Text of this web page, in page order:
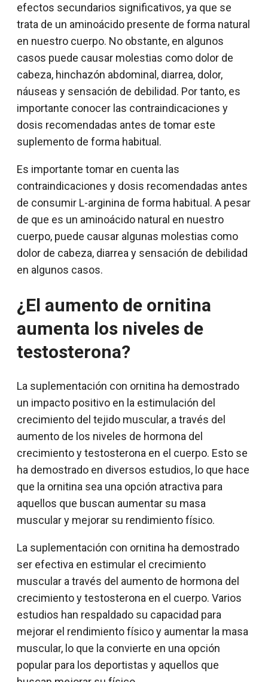
efectos secundarios significativos, ya que se
trata de un aminoácido presente de forma natural
en nuestro cuerpo. No obstante, en algunos
casos puede causar molestias como dolor de
cabeza, hinchazón abdominal, diarrea, dolor,
náuseas y sensación de debilidad. Por tanto, es
importante conocer las contraindicaciones y
dosis recomendadas antes de tomar este
suplemento de forma habitual.
Es importante tomar en cuenta las
contraindicaciones y dosis recomendadas antes
de consumir L-arginina de forma habitual. A pesar
de que es un aminoácido natural en nuestro
cuerpo, puede causar algunas molestias como
dolor de cabeza, diarrea y sensación de debilidad
en algunos casos.
¿El aumento de ornitina
aumenta los niveles de
testosterona?
La suplementación con ornitina ha demostrado
un impacto positivo en la estimulación del
crecimiento del tejido muscular, a través del
aumento de los niveles de hormona del
crecimiento y testosterona en el cuerpo. Esto se
ha demostrado en diversos estudios, lo que hace
que la ornitina sea una opción atractiva para
aquellos que buscan aumentar su masa
muscular y mejorar su rendimiento físico.
La suplementación con ornitina ha demostrado
ser efectiva en estimular el crecimiento
muscular a través del aumento de hormona del
crecimiento y testosterona en el cuerpo. Varios
estudios han respaldado su capacidad para
mejorar el rendimiento físico y aumentar la masa
muscular, lo que la convierte en una opción
popular para los deportistas y aquellos que